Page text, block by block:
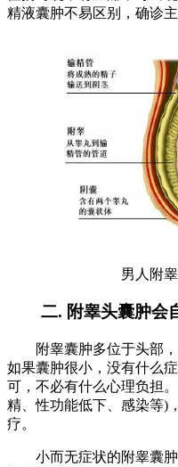
精液囊肿不易区别，确诊
男人附
二. 附睾头囊肿会
附睾囊肿多位于头部，
如果囊肿很小，没有什么
可，不必有什么心理负担
精、性功能低下、感染等)
疗。
小而无症状的附睾囊肿